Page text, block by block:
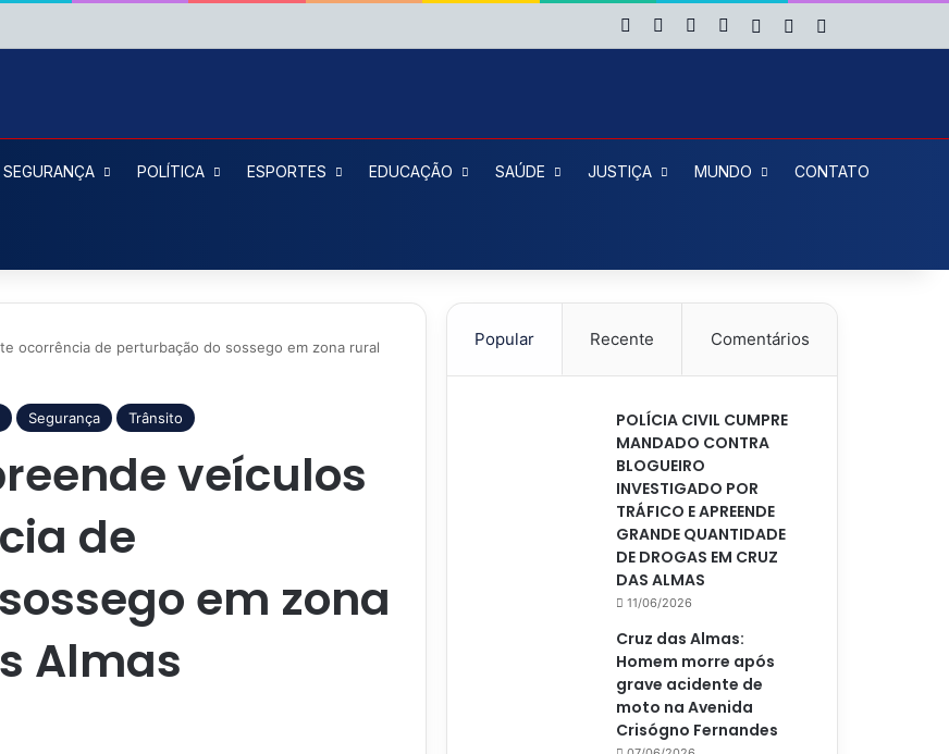
Facebook YouTubeInstagram
Entrar Artigo aleatório
SEGURANÇA POLÍTICA ESPORTES EDUCAÇÃO SAÚDE JUSTIÇA MUNDO CONTATO
ocorrência de perturbação do sossego em zona rural
Segurança Trânsito
veículos
de
em zona
Almas
Popular Recente Comentários
POLÍCIA CIVIL CUMPRE
MANDADO CONTRA
BLOGUEIRO
INVESTIGADO POR
TRÁFICO E APREENDE
GRANDE QUANTIDADE
DE DROGAS EM CRUZ
DAS ALMAS
11/06/2026
Cruz das Almas:
Homem morre após
grave acidente de
moto na Avenida
Crisógno Fernandes